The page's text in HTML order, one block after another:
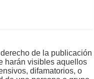
de la publicación
harán visibles aquellos
difamatorios, o